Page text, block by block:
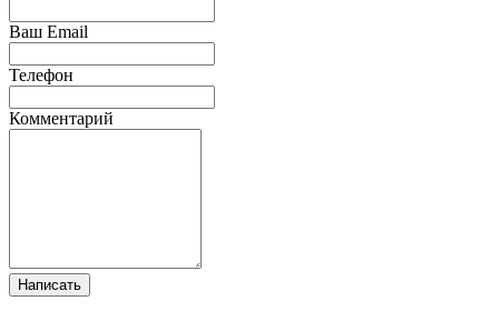
Ваш Email
Телефон
Комментарий
Написать